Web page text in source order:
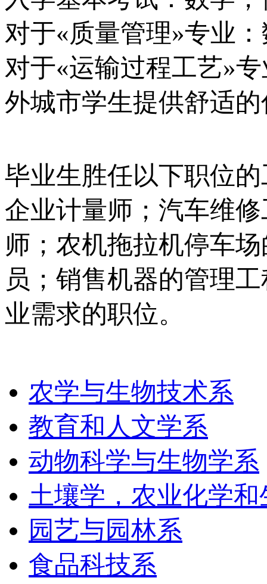
对于«质量管理»专业
对于«运输过程工艺»
外城市学生提供舒适
毕业生胜任以下职位
企业计量师；汽车维
师；农机拖拉机停车
员；销售机器的管理
业需求的职位。
农学与生物技术系
教育和人文学系
动物科学与生物学系
土壤学，农业化学
园艺与园林系
食品科技系